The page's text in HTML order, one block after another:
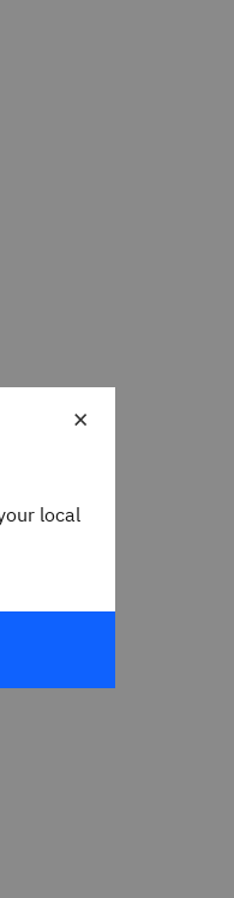
×
local